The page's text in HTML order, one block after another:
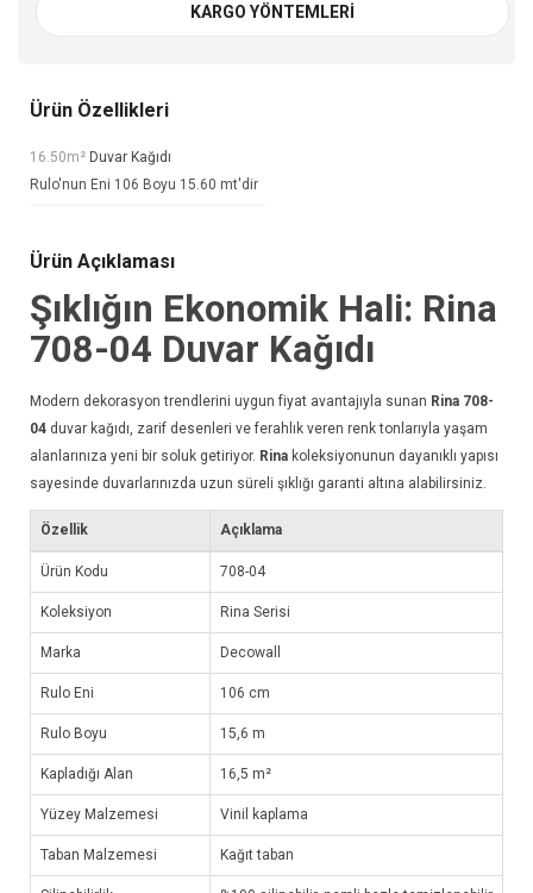
KARGO YÖNTEMLERI
Ürün Özellikleri
16.50m² Duvar Kağıdı
Rulo'nun Eni 106 Boyu 15.60 mt'dir
Ürün Açıklaması
Şıklığın Ekonomik Hali: Rina
708-04 Duvar Kağıdı
Modern dekorasyon trendlerini uygun fiyat avantajıyla sunan Rina 708-
04 duvar kağıdı , zarif desenleri ve ferahlık veren renk tonlarıyla yaşam
alanlarınıza yeni bir soluk getiriyor. Rina koleksiyonunun dayanıklı yapısı
sayesinde duvarlarınızda uzun süreli şıklığı garanti altına alabilirsiniz.
Özellik Açıklama
Ürün Kodu 708-04
Koleksiyon Rina Serisi
Marka Decowall
Rulo Eni 106 cm
Rulo Boyu 15,6 m
Kapladığı Alan 16,5 m²
Yüzey Malzemesi Vinil kaplama
Taban Malzemesi Kağıt taban